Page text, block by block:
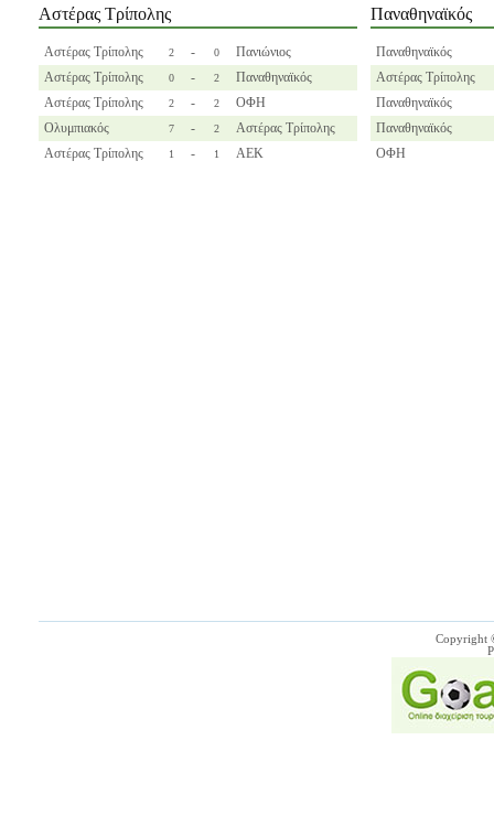
Αστέρας Τρίπολης
Αστέρας Τρίπολης 2 - 0
Πανιώνιος
Αστέρας Τρίπολης
0 - 2
Παναθηναϊκός
Αστέρας Τρίπολης
2 - 2
ΟΦΗ
Ολυμπιακός
7 - 2
Αστέρας Τρίπολης
Αστέρας Τρίπολης
1 - 1 ΑΕΚ
Παναθηναϊκός
Παναθηναϊκός
Αστέρας Τρίπολης
Παναθηναϊκός
Παναθηναϊκός
ΟΦΗ
Copyright